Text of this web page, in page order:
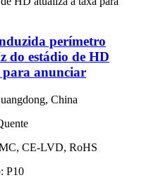
perímetro
do estádio de HD
anunciar
China
CE-LVD, RoHS
P10